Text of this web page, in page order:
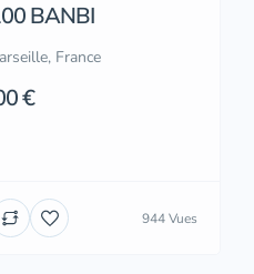
BANBI
France
€
944 Vues